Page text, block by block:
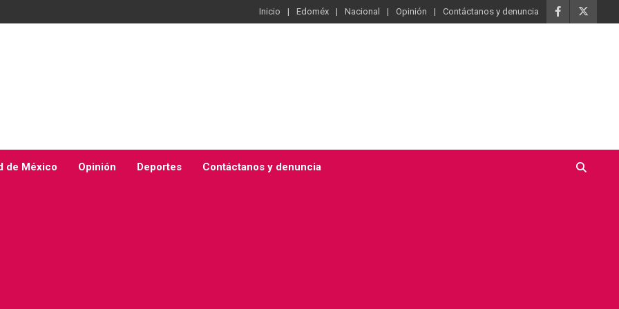
Inicio Edoméx Nacional Opinión Contáctanos y denuncia
de México Opinión Deportes Contáctanos y denuncia